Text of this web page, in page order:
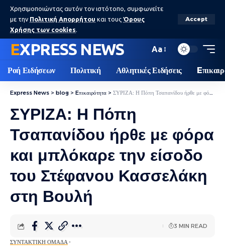
Χρησιμοποιώντας αυτόν τον ιστότοπο, συμφωνείτε
με την Πολιτική Απορρήτου και τους Όρους
Χρήσης των cookies.
Accept
EXPRESS NEWS Aa
Ροή Ειδήσεων Πολιτική Αθλητικές Ειδήσεις
Express News > blog > Eπικαιρότητα > ΣΥΡΙΖΑ: Η Πόπη Τσαπανίδου ήρθε με φόρα και μπλόκαρε την είσοδο του Στέφανου Κασσελάκη στη Βουλή
ΣΥΡΙΖΑ: Η Πόπη
Τσαπανίδου ήρθε με φόρα
και μπλόκαρε την είσοδο
του Στέφανου Κασσελάκη
στη Βουλή
ΣΥΝΤΑΚΤΙΚΉ ΟΜΆΔΑ
3 MIN READ